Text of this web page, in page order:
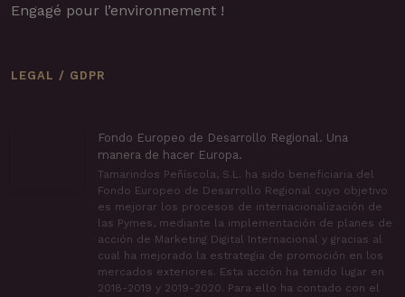
Engagé pour l’environnement !
LEGAL / GDPR
Fondo Europeo de Desarrollo Regional. Una manera
de hacer Europa.
Tamarindos Peñíscola, S.L. ha sido beneficiaria del
Fondo Europeo de Desarrollo Regional cuyo objetivo
es mejorar los procesos de internacionalización de
las Pymes, mediante la implementación de planes de
acción de Marketing Digital Internacional y gracias al
cual ha mejorado la estrategia de promoción en los
mercados exteriores. Esta acción ha tenido lugar en
2018-2019 y 2019-2020. Para ello ha contado con el